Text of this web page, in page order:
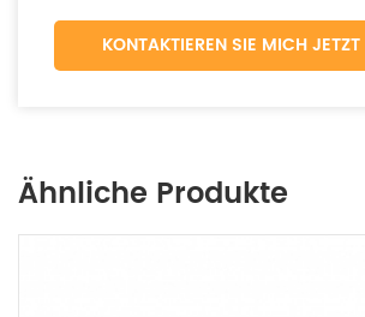
KONTAKTIEREN SIE MICH JETZT
Ähnliche Produkte